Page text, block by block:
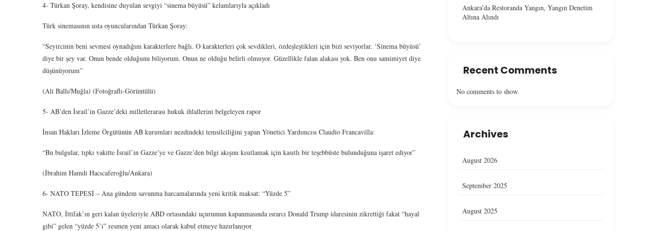
4- Türkan Şoray, kendisine duyulan sevgiyi “sinema büyüsü” kelamlarıyla açıkladı
Türk sinemasının usta oyuncularından Türkan Şoray:
“Seyircinin beni sevmesi oynadığım karakterlere bağlı. O karakterleri çok sevdikleri, özdeşleştikleri için bizi seviyorlar. ‘Sinema büyüsü’
diye bir şey var. Onun bende olduğunu biliyorum. Onun ne olduğu belirli olmuyor. Güzellikle falan alakası yok. Ben onu samimiyet diye
düşünüyorum”
(Ali Ballı/Muğla) (Fotoğraflı-Görüntülü)
5- AB’den İsrail’in Gazze’deki milletlerarası hukuk ihlallerini belgeleyen rapor
İnsan Hakları İzleme Örgütünün AB kurumları nezdindeki temsilciliğini yapan Yönetici Yardımcısı Claudio Francavilla:
“Bu bulgular, tıpkı vakitte İsrail’in Gazze’ye ve Gazze’den bilgi akışını kısıtlamak için kasıtlı bir teşebbüste bulunduğuna işaret ediyor”
(İbrahim Hamdi Hacıcaferoğlu/Ankara)
6- NATO TEPESİ – Ana gündem savunma harcamalarında yeni kritik maksat: “Yüzde 5”
NATO, İttifak’ın geri kalan üyeleriyle ABD ortasındaki uçurumun kapanmasında ısrarcı Donald Trump idaresinin zikrettiği fakat “hayal
gibi” gelen “yüzde 5’i” resmen yeni amacı olarak kabul etmeye hazırlanıyor
Ankara’da Restoranda Yangın, Yangın Denetim
Altına Alındı
Recent Comments
No comments to show.
Archives
August 2026
September 2025
August 2025